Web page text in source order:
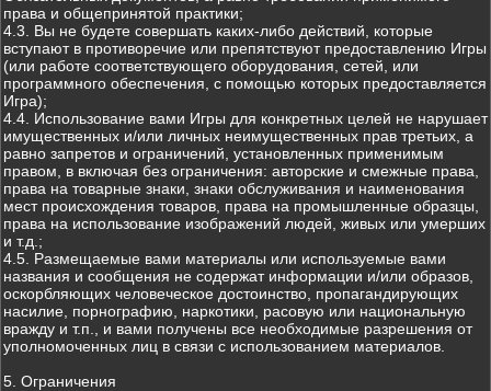
права и общепринятой практики;
4.3. Вы не будете совершать каких-либо действий, которые
вступают в противоречие или препятствуют предоставлению Игры
(или работе соответствующего оборудования, сетей, или
программного обеспечения, с помощью которых предоставляется
Игра);
4.4. Использование вами Игры для конкретных целей не нарушает
имущественных и/или личных неимущественных прав третьих, а
равно запретов и ограничений, установленных применимым
правом, в включая без ограничения: авторские и смежные права,
права на товарные знаки, знаки обслуживания и наименования
мест происхождения товаров, права на промышленные образцы,
права на использование изображений людей, живых или умерших
и т.д.;
4.5. Размещаемые вами материалы или используемые вами
названия и сообщения не содержат информации и/или образов,
оскорбляющих человеческое достоинство, пропагандирующих
насилие, порнографию, наркотики, расовую или национальную
вражду и т.п., и вами получены все необходимые разрешения от
уполномоченных лиц в связи с использованием материалов.
5. Ограничения